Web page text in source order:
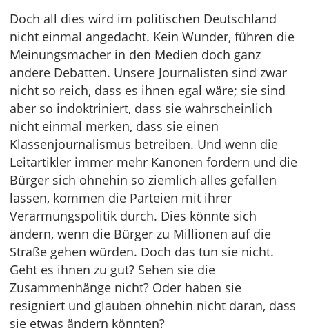
Doch all dies wird im politischen Deutschland
nicht einmal angedacht. Kein Wunder, führen die
Meinungsmacher in den Medien doch ganz
andere Debatten. Unsere Journalisten sind zwar
nicht so reich, dass es ihnen egal wäre; sie sind
aber so indoktriniert, dass sie wahrscheinlich
nicht einmal merken, dass sie einen
Klassenjournalismus betreiben. Und wenn die
Leitartikler immer mehr Kanonen fordern und die
Bürger sich ohnehin so ziemlich alles gefallen
lassen, kommen die Parteien mit ihrer
Verarmungspolitik durch. Dies könnte sich
ändern, wenn die Bürger zu Millionen auf die
Straße gehen würden. Doch das tun sie nicht.
Geht es ihnen zu gut? Sehen sie die
Zusammenhänge nicht? Oder haben sie
resigniert und glauben ohnehin nicht daran, dass
sie etwas ändern könnten?